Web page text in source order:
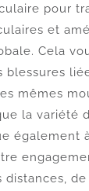
pour
et
Cela
mêmes
la variété
également